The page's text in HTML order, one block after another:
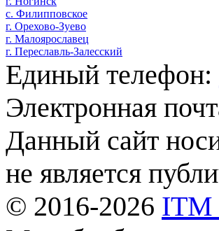
с. Филипповское
г. Орехово-Зуево
г. Малоярославец
г. Переславль-Залесский
Единый телефон:
Электронная
Данный сайт
не является
© 2016-2026 ITM